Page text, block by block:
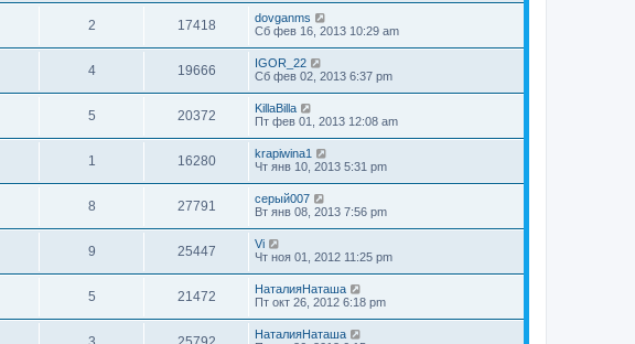
2 17418
dovganms
Сб фев 16, 2013 10:29 am
4 19666
IGOR_22
Сб фев 02, 2013 6:37 pm
5 20372
KillaBilla
Пт фев 01, 2013 12:08 am
1 16280
krapiwina1
Чт янв 10, 2013 5:31 pm
8 27791
серый007
Вт янв 08, 2013 7:56 pm
9 25447
Vi
Чт ноя 01, 2012 11:25 pm
5 21472
НаталияНаташа
Пт окт 26, 2012 6:18 pm
НаталияНаташа